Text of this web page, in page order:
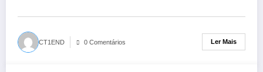
CT1END 0 Comentários Ler Mais